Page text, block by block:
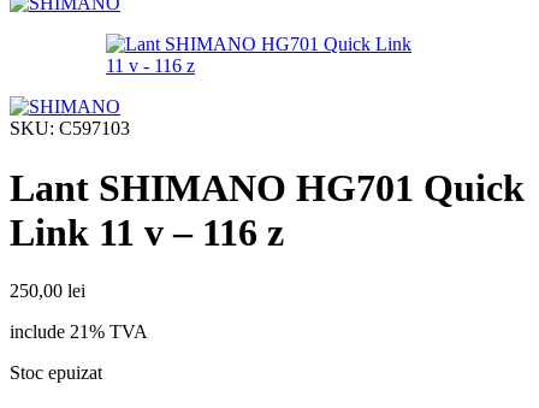
SKU: C597103
Lant SHIMANO HG701 Quick
Link 11 v – 116 z
250,00 lei
include 21% TVA
Stoc epuizat